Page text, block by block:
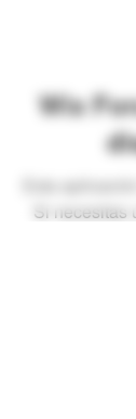
Wix
Esta
Si necesitas